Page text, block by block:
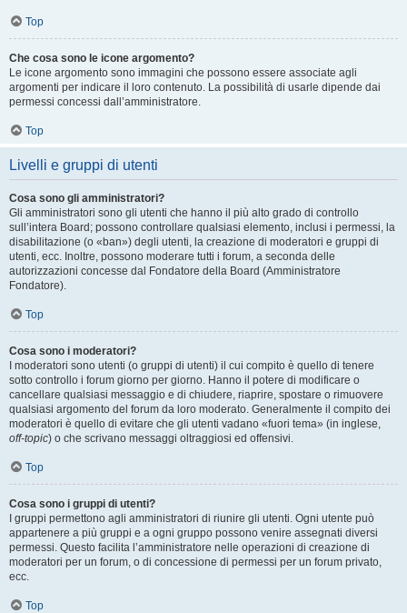
Top
Che cosa sono le icone argomento?
Le icone argomento sono immagini che possono essere associate agli
argomenti per indicare il loro contenuto. La possibilità di usarle dipende dai
permessi concessi dall’amministratore.
Top
Livelli e gruppi di utenti
Cosa sono gli amministratori?
Gli amministratori sono gli utenti che hanno il più alto grado di controllo
sull’intera Board; possono controllare qualsiasi elemento, inclusi i permessi, la
disabilitazione (o «ban») degli utenti, la creazione di moderatori e gruppi di
utenti, ecc. Inoltre, possono moderare tutti i forum, a seconda delle
autorizzazioni concesse dal Fondatore della Board (Amministratore
Fondatore).
Top
Cosa sono i moderatori?
I moderatori sono utenti (o gruppi di utenti) il cui compito è quello di tenere
sotto controllo i forum giorno per giorno. Hanno il potere di modificare o
cancellare qualsiasi messaggio e di chiudere, riaprire, spostare o rimuovere
qualsiasi argomento del forum da loro moderato. Generalmente il compito dei
moderatori è quello di evitare che gli utenti vadano «fuori tema» (in inglese,
off-topic) o che scrivano messaggi oltraggiosi ed offensivi.
Top
Cosa sono i gruppi di utenti?
I gruppi permettono agli amministratori di riunire gli utenti. Ogni utente può
appartenere a più gruppi e a ogni gruppo possono venire assegnati diversi
permessi. Questo facilita l’amministratore nelle operazioni di creazione di
moderatori per un forum, o di concessione di permessi per un forum privato,
ecc.
Top